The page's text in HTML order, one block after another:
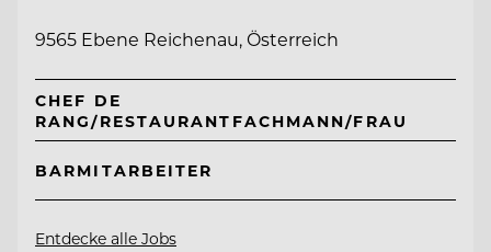
9565 Ebene Reichenau, Österreich
CHEF DE
RANG/RESTAURANTFACHMANN/FRAU
BARMITARBEITER
Entdecke alle Jobs